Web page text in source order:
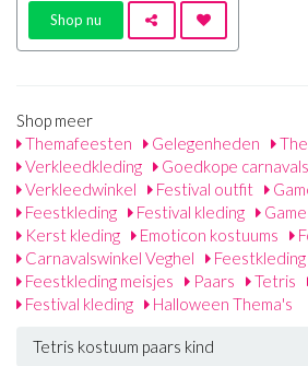
Shop nu
Shop meer
Themafeesten
Gelegenheden
Verkleedkleding
Goedkope
Verkleedwinkel
Festival outfit
Feestkleding
Festival kleding
Kerst kleding
Emoticon kostuums
Carnavalswinkel Veghel
Feestkleding meisjes
Paars Tetris
Festival kleding
Halloween Thema's
Tetris kostuum paars kind